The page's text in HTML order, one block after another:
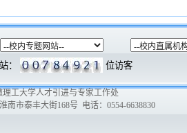
： 位访客
理工大学人才引进与专家工作处
南市泰丰大街168号 电话：0554-6638830